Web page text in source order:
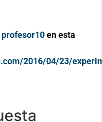
en esta
2016/04/23/